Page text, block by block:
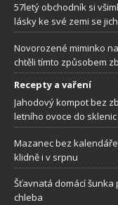
57letý obchodník si
lásky ke své zemi se
Novorozené miminko
chtěli tímto způsobem
Recepty a vaření
Jahodový kompot bez
letního ovoce do sklenic
Mazanec bez
klidně i v srpnu
Šťavnatá domácí šunka
chleba